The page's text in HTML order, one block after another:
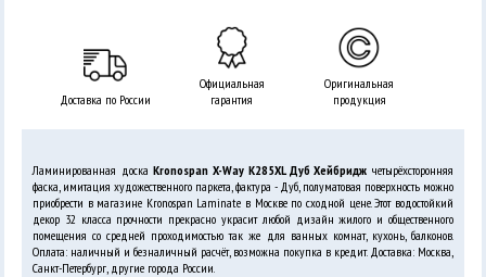
Доставка по России
Официальная
гарантия
Оригинальная
продукция
Ламинированная доскаKronospan X-Way K285XL Дуб Хейбридж четырёхсторонняя
фаска, имитация художественного паркета, фактура - Дуб, полуматовая поверхность можно
приобрести в магазине Kronospan Laminate в Москве по сходной цене. Этот водостойкий
декор 32 класса прочности прекрасно украсит любой дизайн жилого и общественного
помещения со средней проходимостью так же для ванных комнат, кухонь, балконов.
Оплата: наличный и безналичный расчёт, возможна покупка в кредит. Доставка: Москва,
Санкт-Петербург, другие города России.